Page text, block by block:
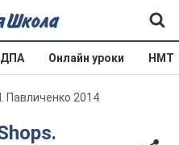
ДПА Онлайн уроки НМТ
Павличенко 2014